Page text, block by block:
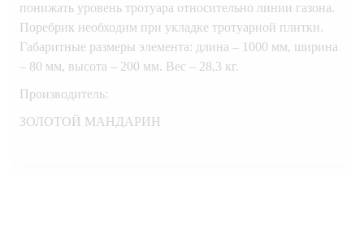
понижать уровень тротуара относительно линии газона.
Поребрик необходим при укладке тротуарной плитки.
Габаритные размеры элемента: длина – 1000 мм, ширина
– 80 мм, высота – 200 мм. Вес – 28,3 кг.
Производитель:
ЗОЛОТОЙ МАНДАРИН